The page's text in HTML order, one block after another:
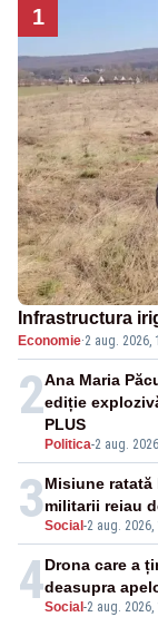
1
Infrastructura
Economie·2 aug. 2026,
2
Politica-2 aug.
Ana Maria
ediție
PLUS
3Social -2 aug. 2026,
Misiune ratată
militarii reiau
4Social -2 aug. 2026,
Drona care a
deasupra